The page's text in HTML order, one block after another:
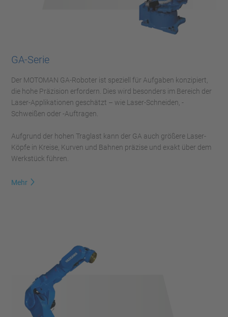
GA-Serie
Der MOTOMAN GA-Roboter ist speziell für Aufgaben konzipiert,
die hohe Präzision erfordern. Dies wird besonders im Bereich der
Laser-Applikationen geschätzt – wie Laser-Schneiden, -
Schweißen oder -Auftragen.
Aufgrund der hohen Traglast kann der GA auch größere Laser-
Köpfe in Kreise, Kurven und Bahnen präzise und exakt über dem
Werkstück führen.
Mehr